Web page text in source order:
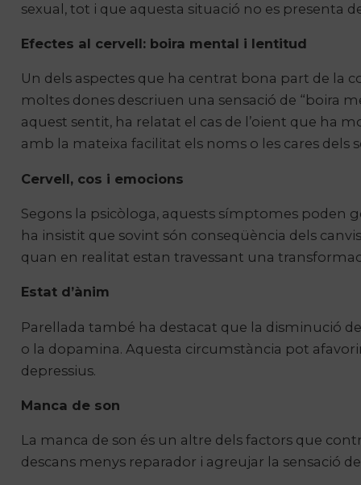
sexual, tot i que aquesta situació no es presenta
Efectes al cervell: boira mental i lentitud
Un dels aspectes que ha centrat bona part de la
moltes dones descriuen una sensació de “boira
aquest sentit, ha relatat el cas de l’oient que ha
amb la mateixa facilitat els noms o les cares dels
Cervell, cos i emocions
Segons la psicòloga, aquests símptomes poden
ha insistit que sovint són conseqüència dels
quan en realitat estan travessant una
Estat d’ànim
Parellada també ha destacat que la disminució
o la dopamina. Aquesta circumstància pot
depressius.
Manca de son
La manca de son és un altre dels factors que
descans menys reparador i agreujar la sensació